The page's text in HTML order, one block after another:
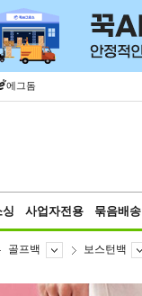
에그돔
사업자전용 묶음배송
골프백 보스턴백